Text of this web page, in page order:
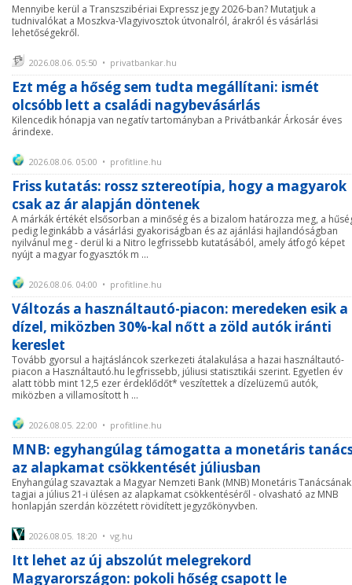
Mennyibe kerül a Transzszibériai Expressz jegy 2026-ban? Mutatjuk a
tudnivalókat a Moszkva-Vlagyivosztok útvonalról, árakról és vásárlási
lehetőségekről.
2026.08.06. 05:50 • privatbankar.hu
Ezt még a hőség sem tudta megállítani: ismét
olcsóbb lett a családi nagybevásárlás
Kilencedik hónapja van negatív tartományban a Privátbankár Árkosár éves
árindexe.
2026.08.06. 05:00 • profitline.hu
Friss kutatás: rossz sztereotípia, hogy a magyarok
csak az ár alapján döntenek
A márkák értékét elsősorban a minőség és a bizalom határozza meg, a
pedig leginkább a vásárlási gyakoriságban és az ajánlási hajlandóságban
nyilvánul meg - derül ki a Nitro legfrissebb kutatásából, amely átfogó képet
nyújt a magyar fogyasztók m ...
2026.08.06. 04:00 • profitline.hu
Változás a használtautó-piacon: meredeken esik a
dízel, miközben 30%-kal nőtt a zöld autók iránti
kereslet
Tovább gyorsul a hajtásláncok szerkezeti átalakulása a hazai használtautó-
piacon a Használtautó.hu legfrissebb, júliusi statisztikái szerint. Egyetlen év
alatt több mint 12,5 ezer érdeklődőt* veszítettek a dízelüzemű autók,
miközben a villamosított h ...
2026.08.05. 22:00 • profitline.hu
MNB: egyhangúlag támogatta a monetáris
az alapkamat csökkentését júliusban
Enyhangúlag szavaztak a Magyar Nemzeti Bank (MNB) Monetáris Tanácsának
tagjai a július 21-i ülésen az alapkamat csökkentéséről - olvasható az MNB
honlapján szerdán közzétett rövidített jegyzőkönyvben.
2026.08.05. 18:20 • vg.hu
Itt lehet az új abszolút melegrekord
Magyarországon: pokoli hőség csapott le